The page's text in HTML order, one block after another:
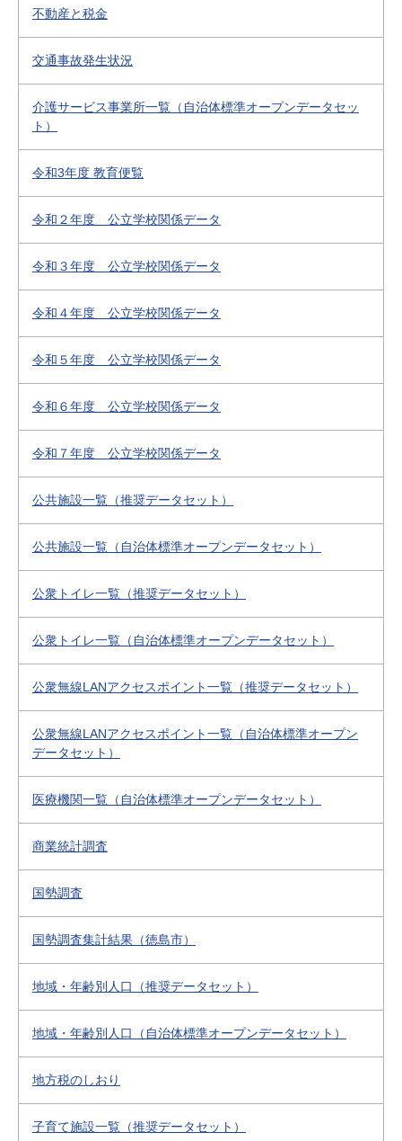
不動産と税金
交通事故発生状況
介護サービス事業所一覧（自治体標準オープンデータセッ
ト）
令和3年度 教育便覧
令和２年度 公立学校関係データ
令和３年度 公立学校関係データ
令和４年度 公立学校関係データ
令和５年度 公立学校関係データ
令和６年度 公立学校関係データ
令和７年度 公立学校関係データ
公共施設一覧（推奨データセット）
公共施設一覧（自治体標準オープンデータセット）
公衆トイレ一覧（推奨データセット）
公衆トイレ一覧（自治体標準オープンデータセット）
公衆無線LANアクセスポイント一覧（推奨データセット）
公衆無線LANアクセスポイント一覧（自治体標準オープン
データセット）
医療機関一覧（自治体標準オープンデータセット）
商業統計調査
国勢調査
国勢調査集計結果（徳島市）
地域・年齢別人口（推奨データセット）
地域・年齢別人口（自治体標準オープンデータセット）
地方税のしおり
子育て施設一覧（推奨データセット）